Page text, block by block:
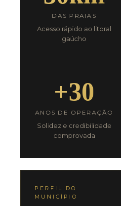
DAS PRAIAS
Acesso rápido ao litoral
gaúcho
+30
ANOS DE OPERAÇÃO
Solidez e credibilidade
comprovada
PERFIL DO
MUNICÍPIO